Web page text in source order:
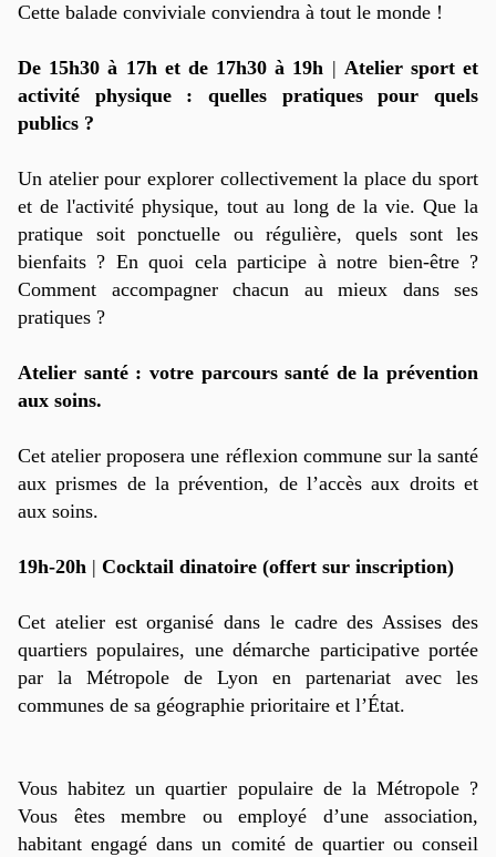
Cette balade conviviale conviendra à tout le monde !
De 15h30 à 17h et de 17h30 à 19h | Atelier sport et
activité physique : quelles pratiques pour quels
publics ?
Un atelier pour explorer collectivement la place du sport
et de l'activité physique, tout au long de la vie. Que la
pratique soit ponctuelle ou régulière, quels sont les
bienfaits ? En quoi cela participe à notre bien-être ?
Comment accompagner chacun au mieux dans ses
pratiques ?
Atelier santé : votre parcours santé de la prévention
aux soins.
Cet atelier proposera une réflexion commune sur la santé
aux prismes de la prévention, de l’accès aux droits et
aux soins.
19h-20h | Cocktail dinatoire (offert sur inscription)
Cet atelier est organisé dans le cadre des Assises des
quartiers populaires, une démarche participative portée
par la Métropole de Lyon en partenariat avec les
communes de sa géographie prioritaire et l’État.
Vous habitez un quartier populaire de la Métropole ?
Vous êtes membre ou employé d’une association,
habitant engagé dans un comité de quartier ou conseil